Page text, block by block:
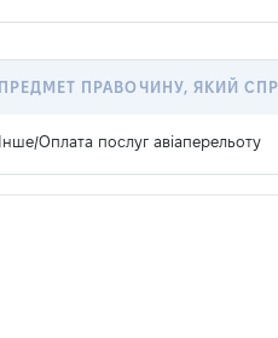
ПРЕДМЕТ ПРАВОЧИНУ, ЯКИЙ
Інше/Оплата послуг авіаперельоту